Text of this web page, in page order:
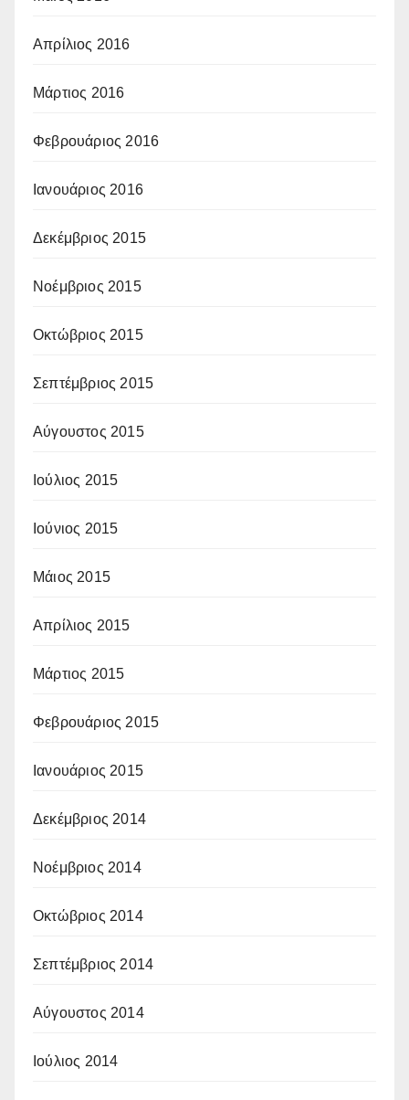
Απρίλιος 2016
Μάρτιος 2016
Φεβρουάριος 2016
Ιανουάριος 2016
Δεκέμβριος 2015
Νοέμβριος 2015
Οκτώβριος 2015
Σεπτέμβριος 2015
Αύγουστος 2015
Ιούλιος 2015
Ιούνιος 2015
Μάιος 2015
Απρίλιος 2015
Μάρτιος 2015
Φεβρουάριος 2015
Ιανουάριος 2015
Δεκέμβριος 2014
Νοέμβριος 2014
Οκτώβριος 2014
Σεπτέμβριος 2014
Αύγουστος 2014
Ιούλιος 2014